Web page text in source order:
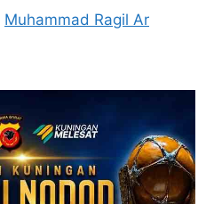
Muhammad Ragil Ar